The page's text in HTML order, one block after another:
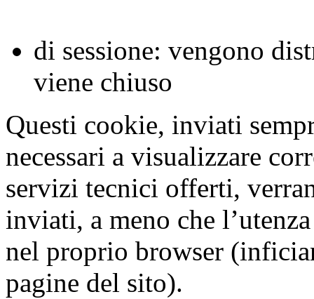
di sessione: vengono
viene chiuso
Questi cookie, inviati
necessari a visualizzare
servizi tecnici offerti,
inviati, a meno che
nel proprio browser
pagine del sito).